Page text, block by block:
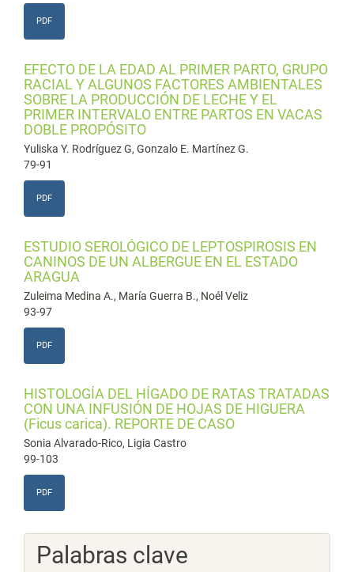
PDF
EFECTO DE LA EDAD AL PRIMER PARTO, GRUPO
RACIAL Y ALGUNOS FACTORES AMBIENTALES
SOBRE LA PRODUCCIÓN DE LECHE Y EL
PRIMER INTERVALO ENTRE PARTOS EN VACAS
DOBLE PROPÓSITO
Yuliska Y. Rodríguez G, Gonzalo E. Martínez G.
79-91
PDF
ESTUDIO SEROLÓGICO DE LEPTOSPIROSIS EN
CANINOS DE UN ALBERGUE EN EL ESTADO
ARAGUA
Zuleima Medina A., María Guerra B., Noél Veliz
93-97
PDF
HISTOLOGÍA DEL HÍGADO DE RATAS TRATADAS
CON UNA INFUSIÓN DE HOJAS DE HIGUERA
(Ficus carica). REPORTE DE CASO
Sonia Alvarado-Rico, Ligia Castro
99-103
PDF
Palabras clave